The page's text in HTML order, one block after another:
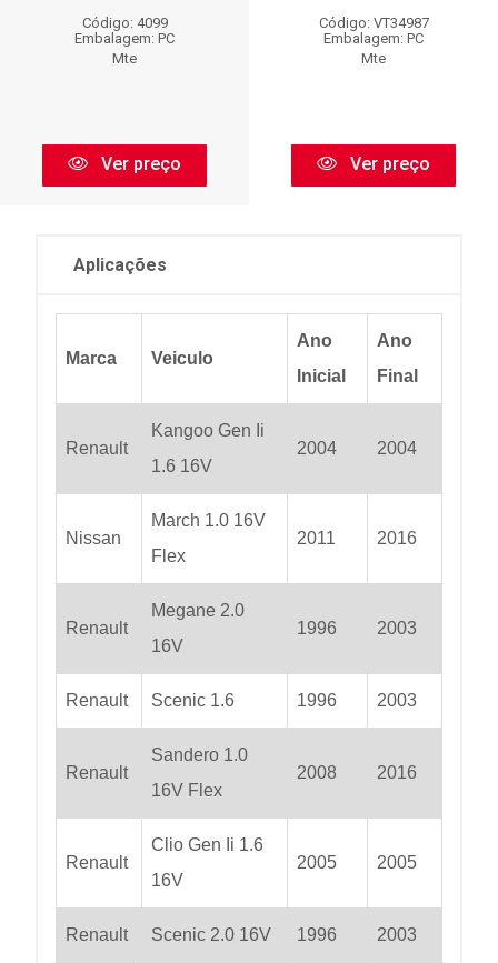
Código: 4099
Embalagem: PC
Mte
Ver preço
Código: VT34987
Embalagem: PC
Mte
Ver preço
Aplicações
Marca Veiculo
Ano
Inicial
Ano
Final
Renault
Kangoo Gen Ii
1.6 16V
2004 2004
Nissan
March 1.0 16V
Flex
2011 2016
Renault
Megane 2.0
16V
1996 2003
Renault Scenic 1.6 1996 2003
Renault
Sandero 1.0
16V Flex
2008 2016
Renault
Clio Gen Ii 1.6
16V
2005 2005
Renault Scenic 2.0 16V 1996 2003